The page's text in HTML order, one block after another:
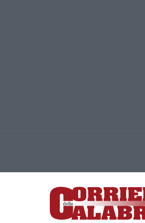
Lamezia Terme (CZ)
responsabile Paola Militano |Privacy